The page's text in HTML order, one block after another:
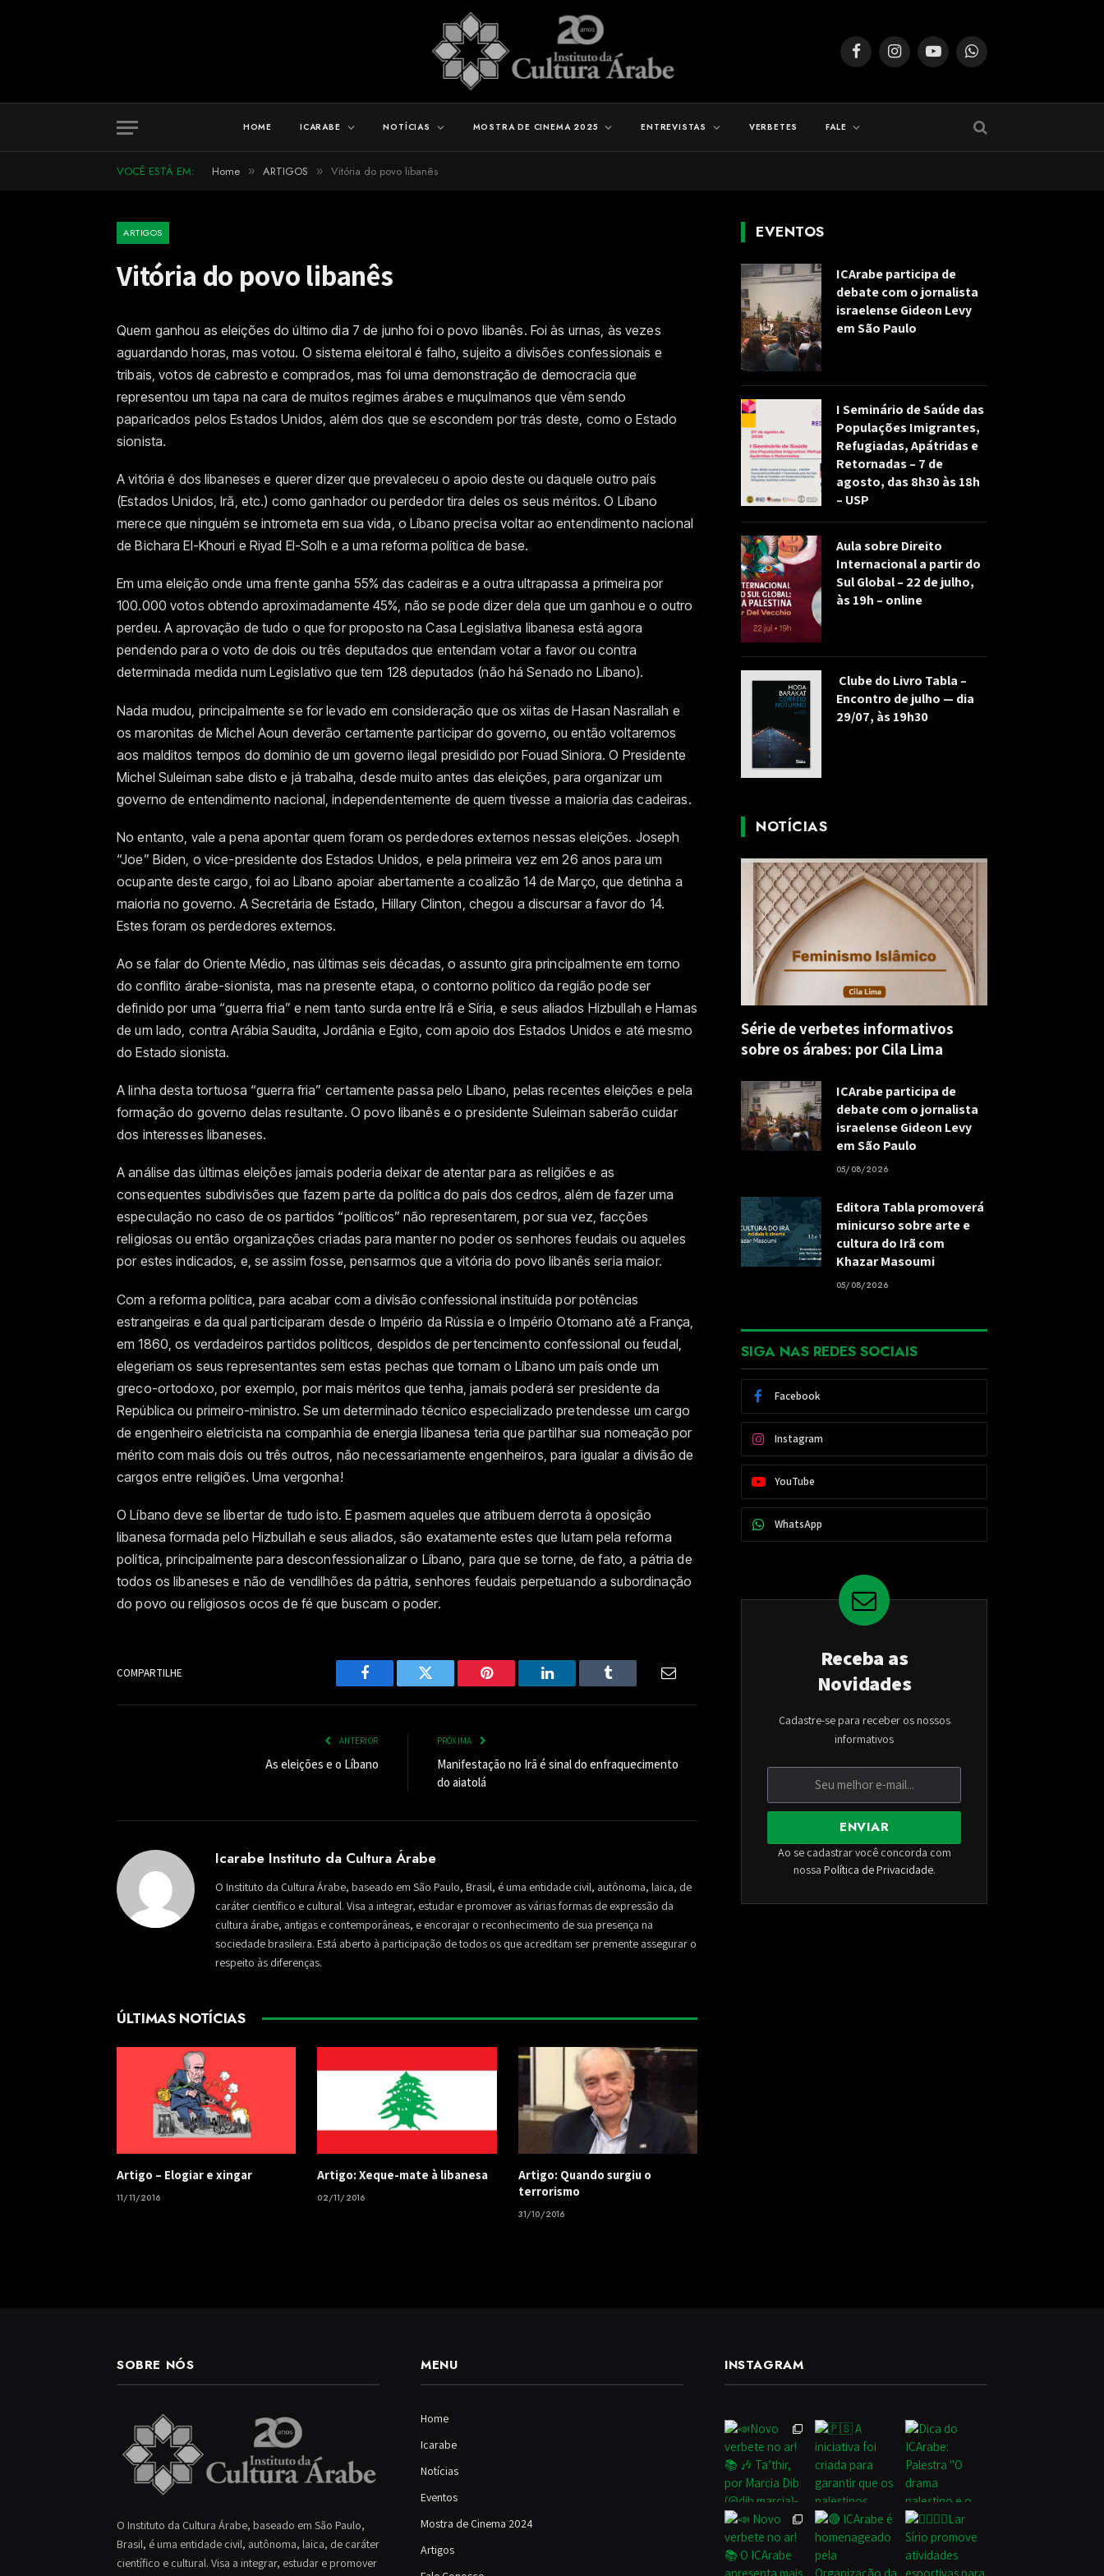
FacebookInstagramYouTubeWhatsApp
HOME ICARABE NOTÍCIAS MOSTRA DE CINEMA 2025 ENTREVISTAS VERBETES FALE
VOCÊ ESTÁ EM: Home » ARTIGOS » Vitória do povo libanês
ARTIGOS
Vitória do povo libanês
Quem ganhou as eleições do último dia 7 de junho foi o povo libanês. Foi às urnas, às vezes
aguardando horas, mas votou. O sistema eleitoral é falho, sujeito a divisões confessionais e
tribais, votos de cabresto e comprados, mas foi uma demonstração de democracia que
representou um tapa na cara de muitos regimes árabes e muçulmanos que vêm sendo
paparicados pelos Estados Unidos, além dos que se escondem por trás deste, como o Estado
sionista.
A vitória é dos libaneses e querer dizer que prevaleceu o apoio deste ou daquele outro país
(Estados Unidos, Irã, etc.) como ganhador ou perdedor tira deles os seus méritos. O Líbano
merece que ninguém se intrometa em sua vida, o Líbano precisa voltar ao entendimento nacional
de Bichara El-Khouri e Riyad El-Solh e a uma reforma política de base.
Em uma eleição onde uma frente ganha 55% das cadeiras e a outra ultrapassa a primeira por
100.000 votos obtendo aproximadamente 45%, não se pode dizer dela que um ganhou e o outro
perdeu. A aprovação de tudo o que for proposto na Casa Legislativa libanesa está agora
pendendo para o voto de dois ou três deputados que entendam votar a favor ou contra
determinada medida num Legislativo que tem 128 deputados (não há Senado no Líbano).
Nada mudou, principalmente se for levado em consideração que os xiitas de Hasan Nasrallah e
os maronitas de Michel Aoun deverão certamente participar do governo, ou então voltaremos
aos malditos tempos do domínio de um governo ilegal presidido por Fouad Siniora. O Presidente
Michel Suleiman sabe disto e já trabalha, desde muito antes das eleições, para organizar um
governo de entendimento nacional, independentemente de quem tivesse a maioria das cadeiras.
No entanto, vale a pena apontar quem foram os perdedores externos nessas eleições. Joseph
“Joe” Biden, o vice-presidente dos Estados Unidos, e pela primeira vez em 26 anos para um
ocupante deste cargo, foi ao Líbano apoiar abertamente a coalizão 14 de Março, que detinha a
maioria no governo. A Secretária de Estado, Hillary Clinton, chegou a discursar a favor do 14.
Estes foram os perdedores externos.
Ao se falar do Oriente Médio, nas últimas seis décadas, o assunto gira principalmente em torno
do conflito árabe-sionista, mas na presente etapa, o contorno político da região pode ser
definido por uma “guerra fria” e nem tanto surda entre Irã e Síria, e seus aliados Hizbullah e Hamas
de um lado, contra Arábia Saudita, Jordânia e Egito, com apoio dos Estados Unidos e até mesmo
do Estado sionista.
A linha desta tortuosa “guerra fria” certamente passa pelo Líbano, pelas recentes eleições e pela
formação do governo delas resultante. O povo libanês e o presidente Suleiman saberão cuidar
dos interesses libaneses.
A análise das últimas eleições jamais poderia deixar de atentar para as religiões e as
consequentes subdivisões que fazem parte da política do país dos cedros, além de fazer uma
especulação no caso de os partidos “políticos” não representarem, por sua vez, facções
religiosas ou então organizações criadas para manter no poder os senhores feudais ou aqueles
por estes indicados, e, se assim fosse, pensarmos que a vitória do povo libanês seria maior.
Com a reforma política, para acabar com a divisão confessional instituída por potências
estrangeiras e da qual participaram desde o Império da Rússia e o Império Otomano até a França,
em 1860, os verdadeiros partidos políticos, despidos de pertencimento confessional ou feudal,
elegeriam os seus representantes sem estas pechas que tornam o Líbano um país onde um
greco-ortodoxo, por exemplo, por mais méritos que tenha, jamais poderá ser presidente da
República ou primeiro-ministro. Se um determinado técnico especializado pretendesse um cargo
de engenheiro eletricista na companhia de energia libanesa teria que partilhar sua nomeação por
mérito com mais dois ou três outros, não necessariamente engenheiros, para igualar a divisão de
cargos entre religiões. Uma vergonha!
O Líbano deve se libertar de tudo isto. E pasmem aqueles que atribuem derrota à oposição
libanesa formada pelo Hizbullah e seus aliados, são exatamente estes que lutam pela reforma
política, principalmente para desconfessionalizar o Líbano, para que se torne, de fato, a pátria de
todos os libaneses e não de vendilhões da pátria, senhores feudais perpetuando a subordinação
do povo ou religiosos ocos de fé que buscam o poder.
COMPARTILHE
Facebook Twitter Pinterest LinkedIn Tumblr Email
ANTERIOR
As eleições e o Líbano
PRÓXIMA
Manifestação no Irã é sinal do enfraquecimento
do aiatolá
Icarabe Instituto da Cultura Árabe
O Instituto da Cultura Árabe, baseado em São Paulo, Brasil, é uma entidade civil, autônoma, laica, de
caráter científico e cultural. Visa a integrar, estudar e promover as várias formas de expressão da
cultura árabe, antigas e contemporâneas, e encorajar o reconhecimento de sua presença na
sociedade brasileira. Está aberto à participação de todos os que acreditam ser premente assegurar o
respeito às diferenças.
ÚLTIMAS NOTÍCIAS
​Artigo – ​Elogiar e xingar
11/11/2016
Artigo: Xeque-mate à libanesa
02/11/2016
Artigo: Quando surgiu o
terrorismo
31/10/2016
EVENTOS
ICArabe participa de
debate com o jornalista
israelense Gideon Levy
em São Paulo
I Seminário de Saúde das
Populações Imigrantes,
Refugiadas, Apátridas e
Retornadas – 7 de
agosto, das 8h30 às 18h
– USP
Aula sobre Direito
Internacional a partir do
Sul Global – 22 de julho,
às 19h – online
Clube do Livro Tabla –
Encontro de julho — dia
29/07, às 19h30
NOTÍCIAS
Série de verbetes informativos
sobre os árabes: por Cila Lima
ICArabe participa de
debate com o jornalista
israelense Gideon Levy
em São Paulo
05/08/2026
Editora Tabla promoverá
minicurso sobre arte e
cultura do Irã com
Khazar Masoumi
05/08/2026
SIGA NAS REDES SOCIAIS
Facebook
Instagram
YouTube
WhatsApp
Receba as
Novidades
Cadastre-se para receber os nossos
informativos
ENVIAR
Ao se cadastrar você concorda com
nossa Política de Privacidade.
SOBRE NÓS
O Instituto da Cultura Árabe, baseado em São Paulo,
Brasil, é uma entidade civil, autônoma, laica, de caráter
científico e cultural. Visa a integrar, estudar e promover
MENU
Home
Icarabe
Notícias
Eventos
Mostra de Cinema 2024
Artigos
INSTAGRAM